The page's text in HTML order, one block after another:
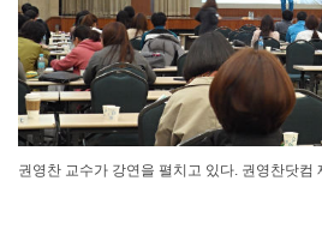
권영찬 교수가 강연을 펼치고 있다. 권영찬닷컴